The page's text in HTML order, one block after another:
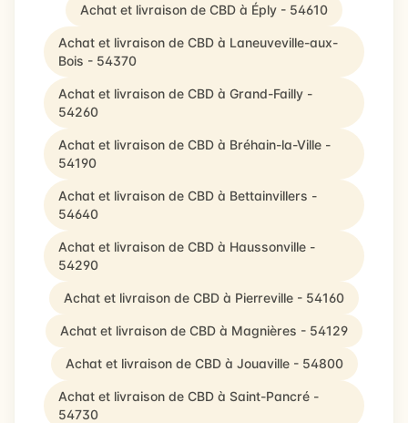
Achat et livraison de CBD à Éply - 54610
Achat et livraison de CBD à Laneuveville-aux-
Bois - 54370
Achat et livraison de CBD à Grand-Failly -
54260
Achat et livraison de CBD à Bréhain-la-Ville -
54190
Achat et livraison de CBD à Bettainvillers -
54640
Achat et livraison de CBD à Haussonville -
54290
Achat et livraison de CBD à Pierreville - 54160
Achat et livraison de CBD à Magnières - 54129
Achat et livraison de CBD à Jouaville - 54800
Achat et livraison de CBD à Saint-Pancré -
54730